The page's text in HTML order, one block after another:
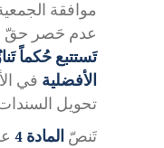
موافقة
عدم حَصر حقّ
تَستتبع حُكماً
الأفضلية في
تحويل
تَنصّ المادة 4